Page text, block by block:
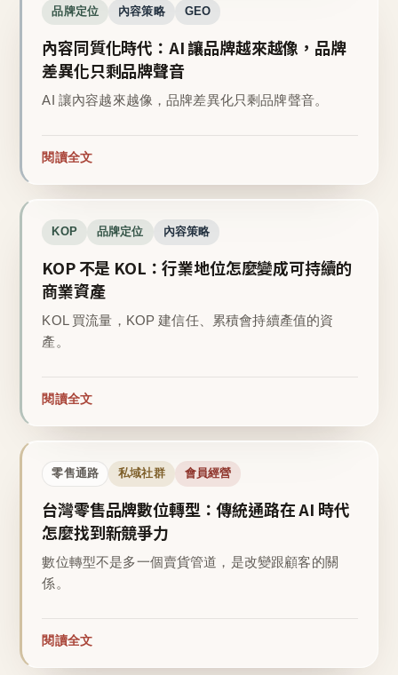
品牌定位 內容策略 GEO
內容同質化時代：AI 讓品牌越來越像，品牌
差異化只剩品牌聲音
AI 讓內容越來越像，品牌差異化只剩品牌聲音。
閱讀全文
KOP 品牌定位 內容策略
KOP 不是 KOL：行業地位怎麼變成可持續的
商業資產
KOL 買流量，KOP 建信任、累積會持續產值的資
產。
閱讀全文
零售通路 私域社群 會員經營
台灣零售品牌數位轉型：傳統通路在 AI 時代
怎麼找到新競爭力
數位轉型不是多一個賣貨管道，是改變跟顧客的關
係。
閱讀全文